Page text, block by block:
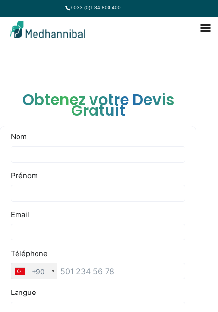
0033 (0)1 84 800 400
Obtenez votre Devis
Gratuit